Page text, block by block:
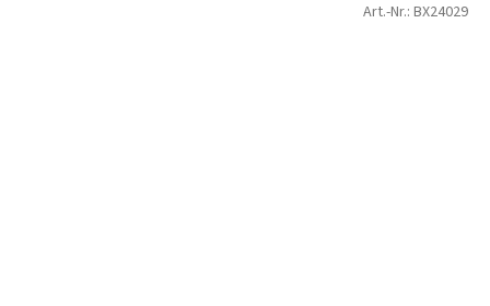
Art.-Nr.: BX24029